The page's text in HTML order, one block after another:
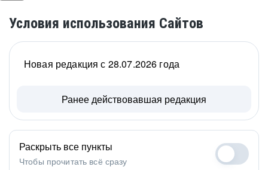
Условия использования Сайтов
Новая редакция с 28.07.2026 года
Ранее действовавшая редакция
Раскрыть все пункты
Чтобы прочитать всё сразу